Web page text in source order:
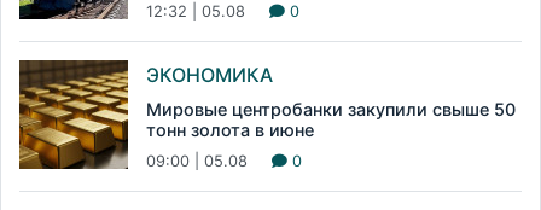
12:32 | 05.08 0
ЭКОНОМИКА
Мировые центробанки закупили свыше 50
тонн золота в июне
09:00 | 05.08 0